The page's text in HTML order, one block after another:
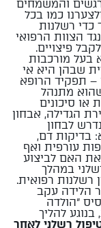
והמשמחים
כמו בכל
כדי רשלנות
הצוות הרפואי
פיצויים.
בעל מורכבות
שבהן היא אי
– תפקיד הרופא
מתנהל
או סיכונים
הגדילה, אבחון
לבחון
בדיקות דם,
עורפית ואף
את האם לביצוע
במהלך
רשלנות רפואית.
הלידה עקב
"הולדה
בנוגע להליך
רשלני לאחר